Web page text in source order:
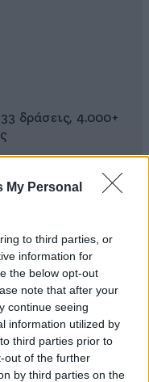
My Personal
to third parties, or
information for
the below opt-out
note that after your
continue seeing
information utilized by
third parties prior to
out of the further
by third parties on the
δράσεις, 4.000+
Ανόρθωση
συνδυάζονται
εξατομικευμένο